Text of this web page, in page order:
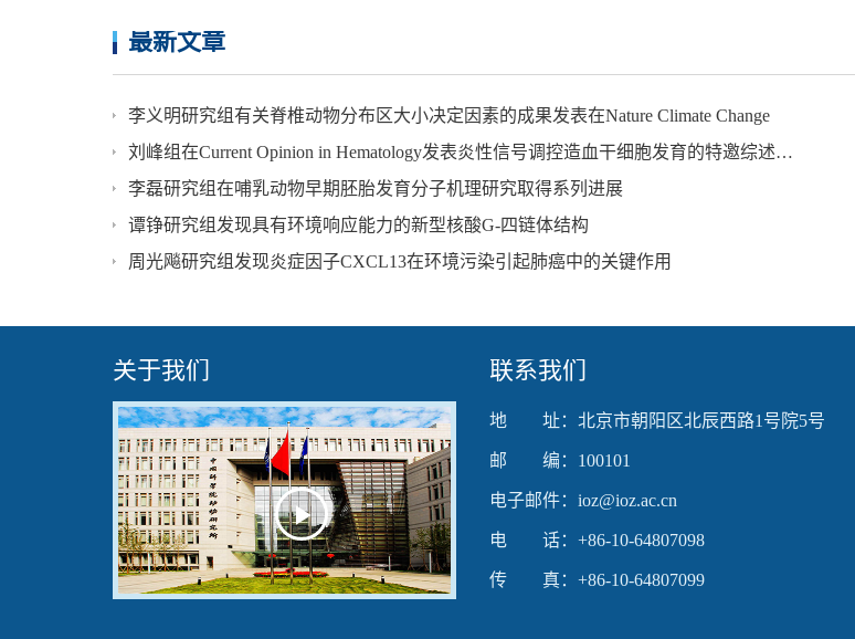
最新文章
李义明研究组有关脊椎动物分布区大小决定因素的成果发表在Nature Climate Change
刘峰组在Current Opinion in Hematology发表炎性信号调控造血干细胞发育的特邀综述文章
李磊研究组在哺乳动物早期胚胎发育分子机理研究取得系列进展
谭铮研究组发现具有环境响应能力的新型核酸G-四链体结构
周光飚研究组发现炎症因子CXCL13在环境污染引起肺癌中的关键作用
关于我们
Play
Video
联系我们
地 址：北京市朝阳区北辰西路1号院5号
邮 编：100101
电子邮件：ioz@ioz.ac.cn
电 话：+86-10-64807098
传 真：+86-10-64807099